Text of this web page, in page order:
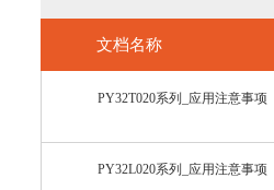
文档名称
PY32T020系列_应用注意事项
PY32L020系列_应用注意事项